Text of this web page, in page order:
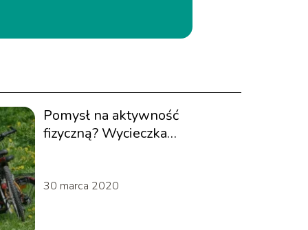
Pomysł na aktywność
fizyczną? Wycieczka
30 marca 2020